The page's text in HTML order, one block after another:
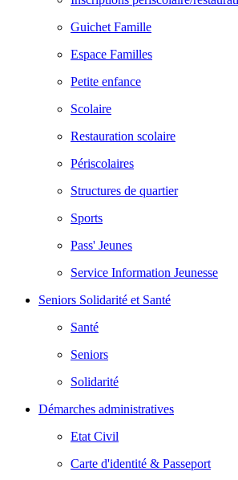
Guichet Famille
Espace Familles
Petite enfance
Scolaire
Restauration scolaire
Périscolaires
Structures de quartier
Sports
Pass' Jeunes
Service Information Jeunesse
Seniors Solidarité et Santé
Santé
Seniors
Solidarité
Démarches administratives
Etat Civil
Carte d'identité & Passeport